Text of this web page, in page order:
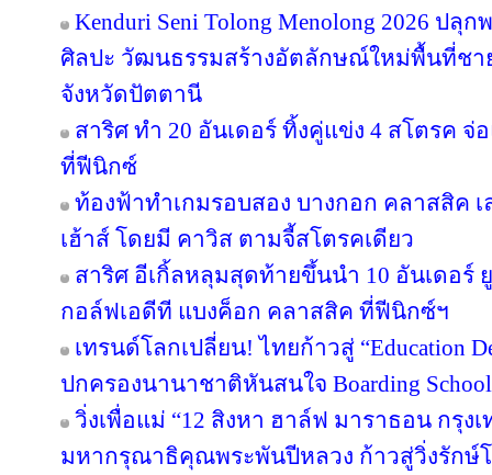
Kenduri Seni Tolong Menolong 2026 ปลุ
ศิลปะ วัฒนธรรมสร้างอัตลักษณ์ใหม่พื้นที่ชา
จังหวัดปัตตานี
สาริศ ทำ 20 อันเดอร์ ทิ้งคู่แข่ง 4 สโตรค
ที่ฟีนิกซ์
ท้องฟ้าทำเกมรอบสอง บางกอก คลาสสิค
เฮ้าส์ โดยมี คาวิส ตามจี้สโตรคเดียว
สาริศ อีเกิ้ลหลุมสุดท้ายขึ้นนำ 10 อันเดอร์
กอล์ฟเอดีที แบงค็อก คลาสสิค ที่ฟีนิกซ์ฯ
เทรนด์โลกเปลี่ยน! ไทยก้าวสู่ “Education
ปกครองนานาชาติหันสนใจ Boarding
วิ่งเพื่อแม่ “12 สิงหา ฮาล์ฟ มาราธอน กรุง
มหากรุณาธิคุณพระพันปีหลวง ก้าวสู่วิ่งรักษ์